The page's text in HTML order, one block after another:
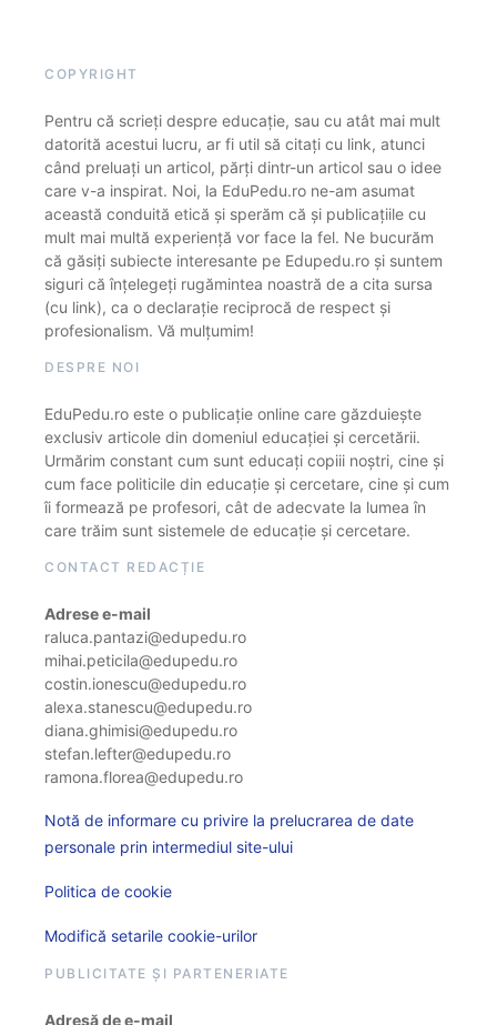
COPYRIGHT
Pentru că scrieți despre educație, sau cu atât mai mult
datorită acestui lucru, ar fi util să citați cu link, atunci
când preluați un articol, părți dintr-un articol sau o idee
care v-a inspirat. Noi, la EduPedu.ro ne-am asumat
această conduită etică și sperăm că și publicațiile cu
mult mai multă experiență vor face la fel. Ne bucurăm
că găsiți subiecte interesante pe Edupedu.ro și suntem
siguri că înțelegeți rugămintea noastră de a cita sursa
(cu link), ca o declarație reciprocă de respect și
profesionalism. Vă mulțumim!
DESPRE NOI
EduPedu.ro este o publicație online care găzduiește
exclusiv articole din domeniul educației și cercetării.
Urmărim constant cum sunt educați copiii noștri, cine și
cum face politicile din educație și cercetare, cine și cum
îi formează pe profesori, cât de adecvate la lumea în
care trăim sunt sistemele de educație și cercetare.
CONTACT REDACȚIE
Adrese e-mail
raluca.pantazi@edupedu.ro
mihai.peticila@edupedu.ro
costin.ionescu@edupedu.ro
alexa.stanescu@edupedu.ro
diana.ghimisi@edupedu.ro
stefan.lefter@edupedu.ro
ramona.florea@edupedu.ro
Notă de informare cu privire la prelucrarea de date
personale prin intermediul site-ului
Politica de cookie
Modifică setarile cookie-urilor
PUBLICITATE ȘI PARTENERIATE
Adresă de e-mail